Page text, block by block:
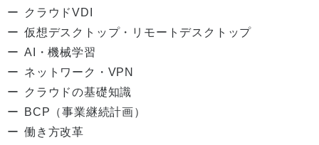
クラウドVDI
仮想デスクトップ・リモートデスクトップ
AI・機械学習
ネットワーク・VPN
クラウドの基礎知識
BCP（事業継続計画）
働き方改革